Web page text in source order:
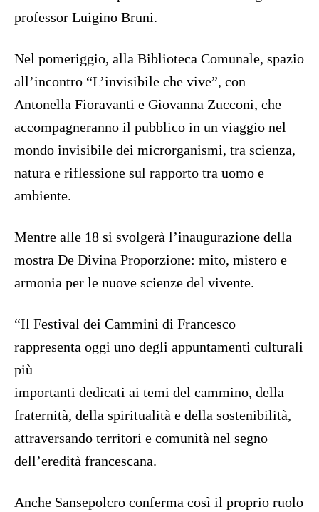
professor Luigino Bruni.
Nel pomeriggio, alla Biblioteca Comunale, spazio
all’incontro “L’invisibile che vive”, con
Antonella Fioravanti e Giovanna Zucconi, che
accompagneranno il pubblico in un viaggio nel
mondo invisibile dei microrganismi, tra scienza,
natura e riflessione sul rapporto tra uomo e
ambiente.
Mentre alle 18 si svolgerà l’inaugurazione della
mostra De Divina Proporzione: mito, mistero e
armonia per le nuove scienze del vivente.
“Il Festival dei Cammini di Francesco
rappresenta oggi uno degli appuntamenti culturali
più
importanti dedicati ai temi del cammino, della
fraternità, della spiritualità e della sostenibilità,
attraversando territori e comunità nel segno
dell’eredità francescana.
Anche Sansepolcro conferma così il proprio ruolo